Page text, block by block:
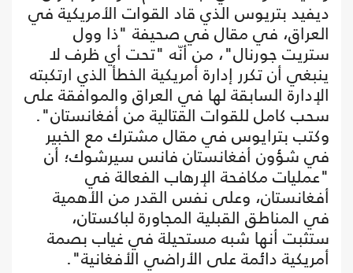
ديفيد بتريوس الذي قاد القوات الأمريكية في
العراق، في مقال في صحيفة "ذا وول
ستريت جورنال"، من أنّه "تحت أي ظرف لا
ينبغي أن تكرر إدارة أمريكية الخطأ الذي ارتكبته
الإدارة السابقة لها في العراق والموافقة على
سحب كامل للقوات القتالية من أفغانستان".
وكتب بترايوس في مقال مشترك مع الخبير
في شؤون أفغانستان فانس سيرشوك؛ أن
"عمليات مكافحة الإرهاب الفعالة في
أفغانستان، وعلى نفس القدر من الأهمية
في المناطق القبلية المجاورة لباكستان،
ستثبت أنها شبه مستحيلة في غياب بصمة
أمريكية دائمة على الأراضي الأفغانية".